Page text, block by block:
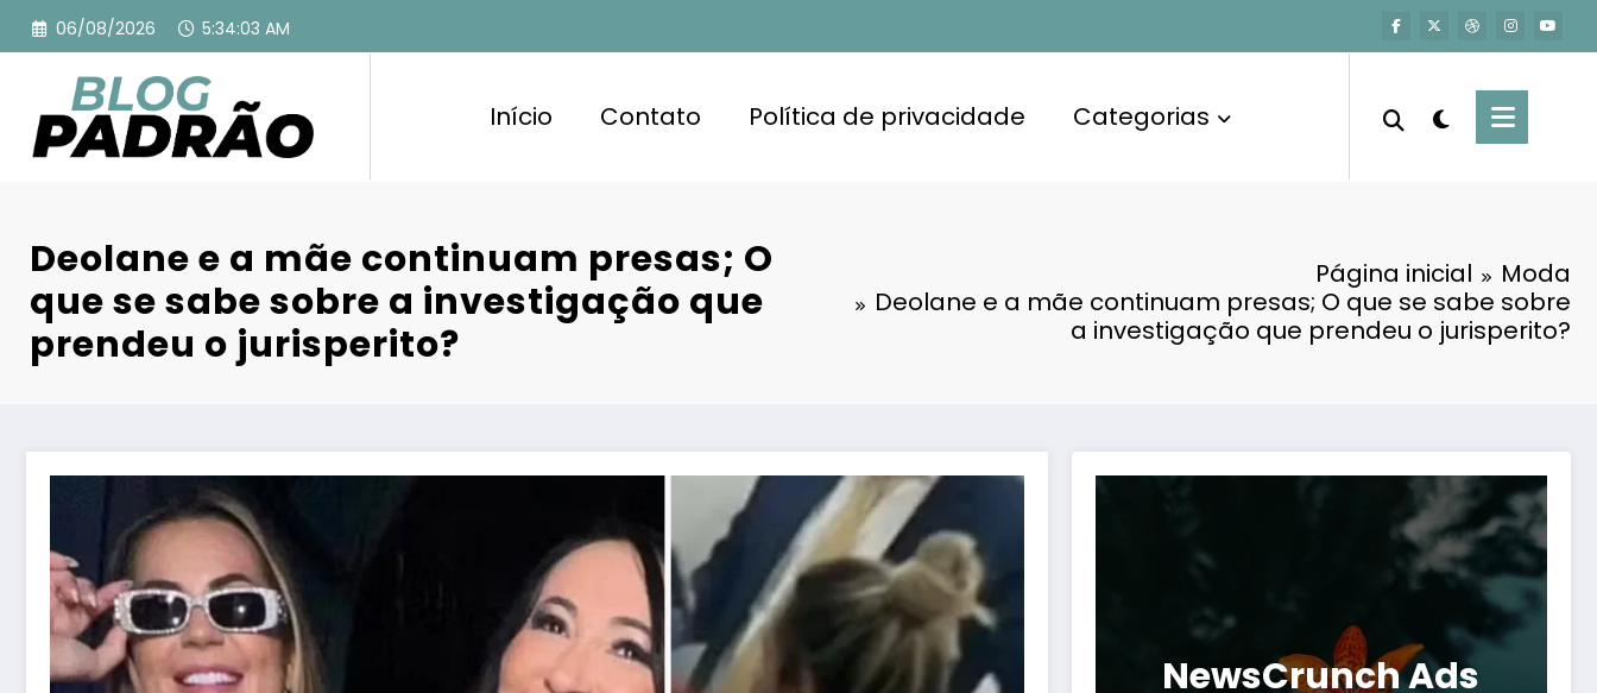
Pular
para
conteúdo
06/08/2026 5:34:04 AM
Início Contato Política de privacidade Categorias
Deolane e a mãe continuam presas; O
que se sabe sobre a investigação que
prendeu o jurisperito?
Página inicial
Moda
Deolane e a mãe continuam presas; O que se sabe sobre
a investigação que prendeu o jurisperito?
NewsCrunch Ads